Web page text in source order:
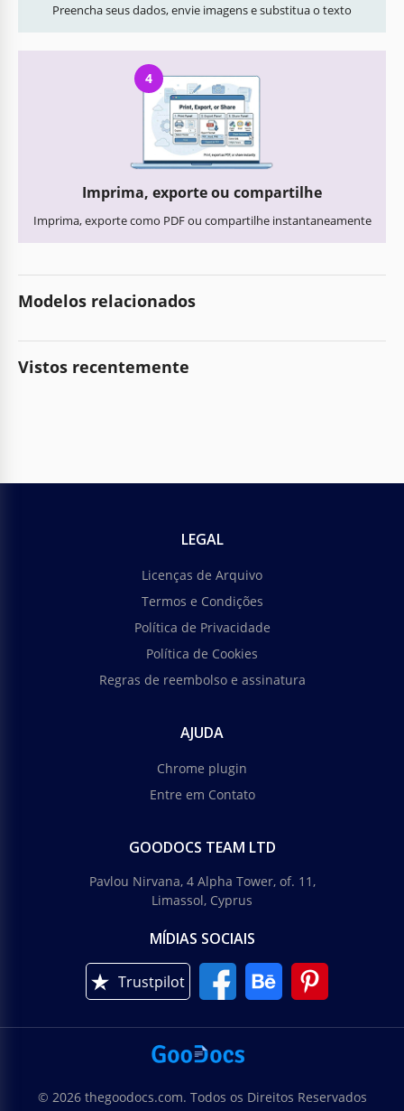
Preencha seus dados, envie imagens e substitua o texto
4
Imprima, exporte ou compartilhe
Imprima, exporte como PDF ou compartilhe instantaneamente
Modelos relacionados
Vistos recentemente
LEGAL
Licenças de Arquivo
Termos e Condições
Política de Privacidade
Política de Cookies
Regras de reembolso e assinatura
AJUDA
Chrome plugin
Entre em Contato
GOODOCS TEAM LTD
Pavlou Nirvana, 4 Alpha Tower, of. 11,
Limassol, Cyprus
MÍDIAS SOCIAIS
Trustpilot
© 2026 thegoodocs.com. Todos os Direitos Reservados